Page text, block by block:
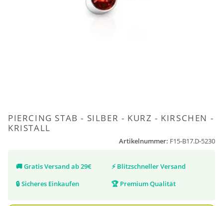
PIERCING STAB - SILBER - KURZ - KIRSCHEN -
KRISTALL
Artikelnummer: F15-B17.D-5230
🚚Gratis Versand ab 29€ ⚡ Blitzschneller Versand
🔒Sicheres Einkaufen 🏆 Premium Qualität